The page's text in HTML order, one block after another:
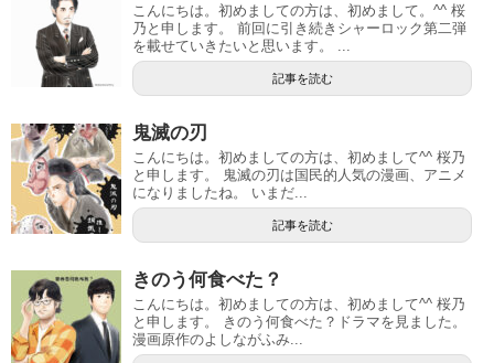
こんにちは。初めましての方は、初めまして。^^ 桜
乃と申します。 前回に引き続きシャーロック第二弾
を載せていきたいと思います。 ...
記事を読む
鬼滅の刃
こんにちは。初めましての方は、初めまして^^ 桜乃
と申します。 鬼滅の刃は国民的人気の漫画、アニメ
になりましたね。 いまだ...
記事を読む
きのう何食べた？
こんにちは。初めましての方は、初めまして^^ 桜乃
と申します。 きのう何食べた？ドラマを見ました。
漫画原作のよしながふみ...